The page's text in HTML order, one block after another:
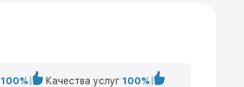
100% Качества услуг 100%